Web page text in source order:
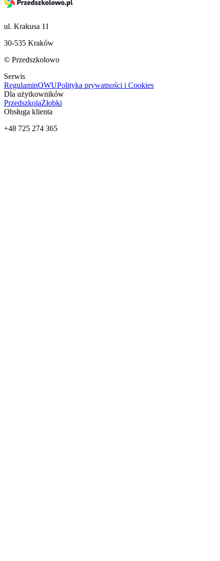
ul. Krakusa 11
30-535 Kraków
© Przedszkolowo
Serwis
RegulaminOWUPolityka prywatności i Cookies
Dla użytkowników
PrzedszkolaŻłobki
Obsługa klienta
+48 725 274 365